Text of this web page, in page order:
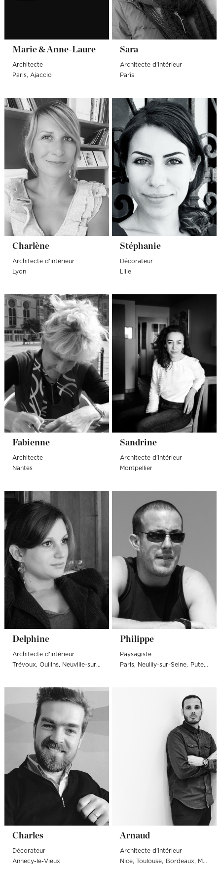
Marie & Anne-Laure
Architecte
Paris
Ajaccio
Sara
Architecte d'intérieur
Paris
Charlène
Architecte d'intérieur
Lyon
Stéphanie
Décorateur
Lille
Fabienne
Architecte
Nantes
Sandrine
Architecte d'intérieur
Montpellier
Delphine
Architecte d'intérieur
Trévoux
Oullins Neuville-sur-Saône Tassin-la-Demi-Lune Caluire-et-
Philippe
Paysagiste
Paris
Neuilly-sur-Seine Puteaux
Charles
Décorateur
Annecy-le-Vieux
Arnaud
Architecte d'intérieur
Nice
Toulouse Bordeaux Montpellier